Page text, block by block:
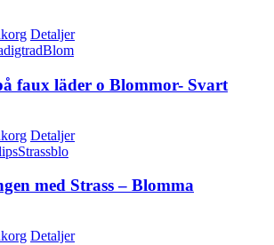
Detaljer
faux läder o Blommor- Svart
Detaljer
med Strass – Blomma
Detaljer